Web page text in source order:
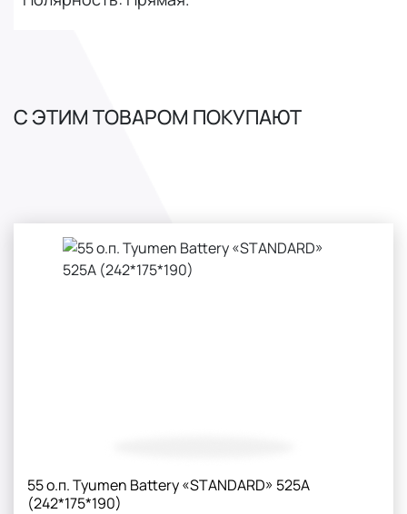
С ЭТИМ ТОВАРОМ ПОКУПАЮТ
55 о.п. Tyumen Battery «STANDARD» 525А
(242*175*190)